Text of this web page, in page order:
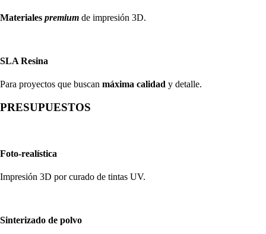
Materiales premium de impresión 3D.
SLA Resina
Para proyectos que buscan máxima calidad y detalle.
PRESUPUESTOS
Foto-realística
Impresión 3D por curado de tintas UV.
Sinterizado de polvo